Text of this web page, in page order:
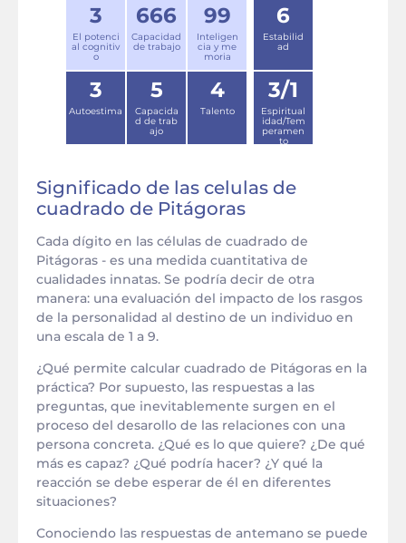
3
El potenci
al cognitiv
o
666
Capacidad
de trabajo
99
Inteligen
cia y me
moria
6
Estabilid
ad
3
Autoestima
5
Capacida
d de trab
ajo
4
Talento
3/1
Espiritual
idad/Tem
peramen
to
Significado de las celulas de
cuadrado de Pitágoras
Cada dígito en las células de cuadrado de
Pitágoras - es una medida cuantitativa de
cualidades innatas. Se podría decir de otra
manera: una evaluación del impacto de los rasgos
de la personalidad al destino de un individuo en
una escala de 1 a 9.
¿Qué permite calcular cuadrado de Pitágoras en la
práctica? Por supuesto, las respuestas a las
preguntas, que inevitablemente surgen en el
proceso del desarollo de las relaciones con una
persona concreta. ¿Qué es lo que quiere? ¿De qué
más es capaz? ¿Qué podría hacer? ¿Y qué la
reacción se debe esperar de él en diferentes
situaciones?
Conociendo las respuestas de antemano se puede